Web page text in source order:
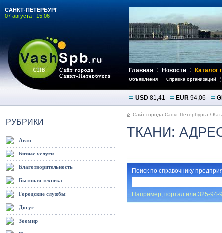
САНКТ-ПЕТЕРБУРГ
07 августа | 15:06
Главная Новости Каталог
Объявления Справка организаций
USD 81,41 EUR 94,06
РУБРИКИ
Авто
Бизнес услуги
Благотворительность
Бытовая техника
Городские службы
Досуг
Зоомир
Сайт города Санкт-Петербурга /
ТКАНИ:
Поиск по справочнику
Например, порталили 325-94-